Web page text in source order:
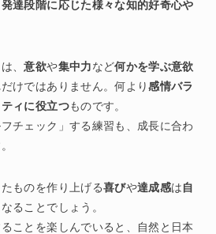
達段階に応じた様々な知的好奇心や
、意欲や集中力など何かを学ぶ意欲
けではありません。何より感情バラ
ィに役立つものです。
チェック」する練習も、成長に合わ
ものを作り上げる喜びや達成感は自
ることでしょう。
ことを楽しんでいると、自然と日本